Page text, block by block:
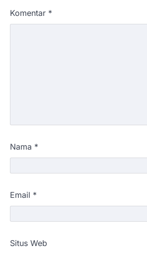
Komentar *
Nama *
Email *
Situs Web